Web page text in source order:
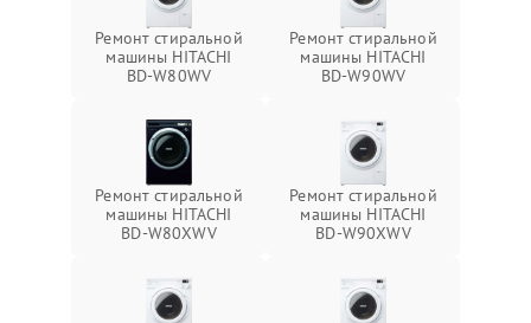
Ремонт стиральной
машины HITACHI
BD-W80WV
Ремонт стиральной
машины HITACHI
BD-W90WV
Ремонт стиральной
машины HITACHI
BD-W80XWV
Ремонт стиральной
машины HITACHI
BD-W90XWV